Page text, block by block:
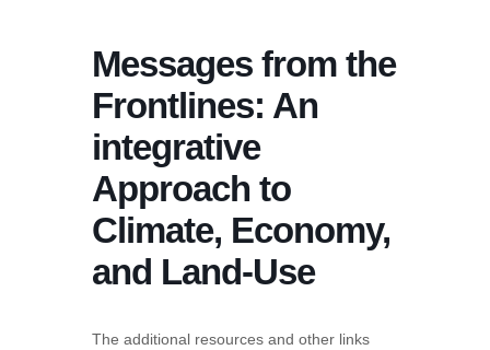
Messages from the
Frontlines: An
integrative
Approach to
Climate, Economy,
and Land-Use
The additional resources and other links